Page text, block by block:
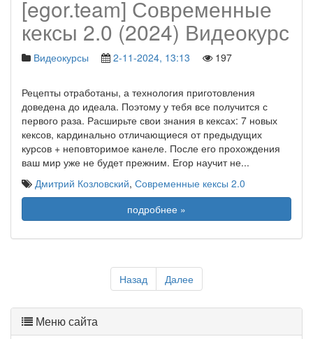
[egor.team] Современные
кексы 2.0 (2024) Видеокурс
Видеокурсы 2-11-2024, 13:13 197
Рецепты отработаны, а технология приготовления
доведена до идеала. Поэтому у тебя все получится с
первого раза. Расширьте свои знания в кексах: 7 новых
кексов, кардинально отличающиеся от предыдущих
курсов + неповторимое канеле. После его прохождения
ваш мир уже не будет прежним. Егор научит не...
Дмитрий Козловский, Современные кексы 2.0
подробнее »
Назад Далее
Меню сайта